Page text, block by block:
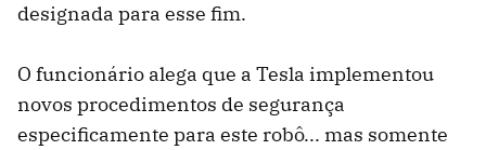
designada para esse fim.
O funcionário alega que a Tesla implementou
novos procedimentos de segurança
especificamente para este robô... mas somente